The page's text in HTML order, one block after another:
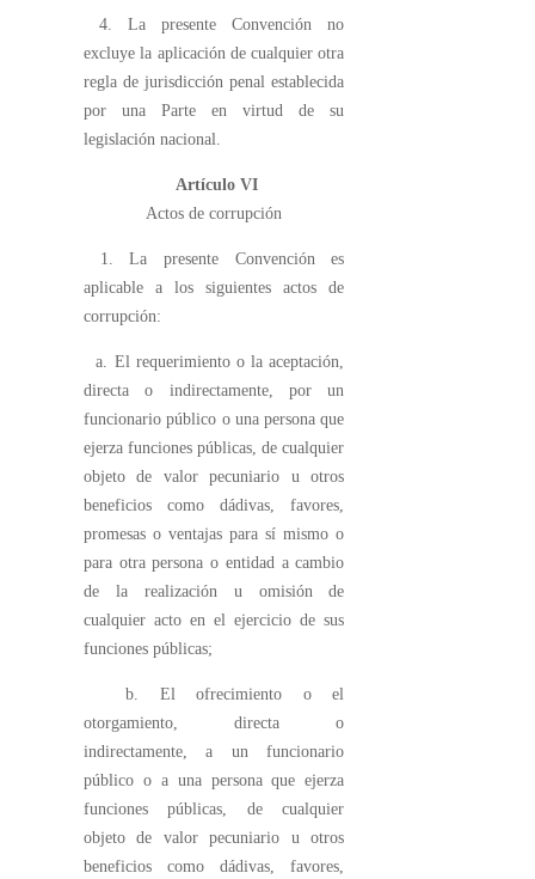
4. La presente Convención no
excluye la aplicación de cualquier otra
regla de jurisdicción penal establecida
por una Parte en virtud de su
legislación nacional.
Artículo VI
Actos de corrupción
1. La presente Convención es
aplicable a los siguientes actos de
corrupción:
a. El requerimiento o la aceptación,
directa o indirectamente, por un
funcionario público o una persona que
ejerza funciones públicas, de cualquier
objeto de valor pecuniario u otros
beneficios como dádivas, favores,
promesas o ventajas para sí mismo o
para otra persona o entidad a cambio
de la realización u omisión de
cualquier acto en el ejercicio de sus
funciones públicas;
b. El ofrecimiento o el
otorgamiento, directa o
indirectamente, a un funcionario
público o a una persona que ejerza
funciones públicas, de cualquier
objeto de valor pecuniario u otros
beneficios como dádivas, favores,